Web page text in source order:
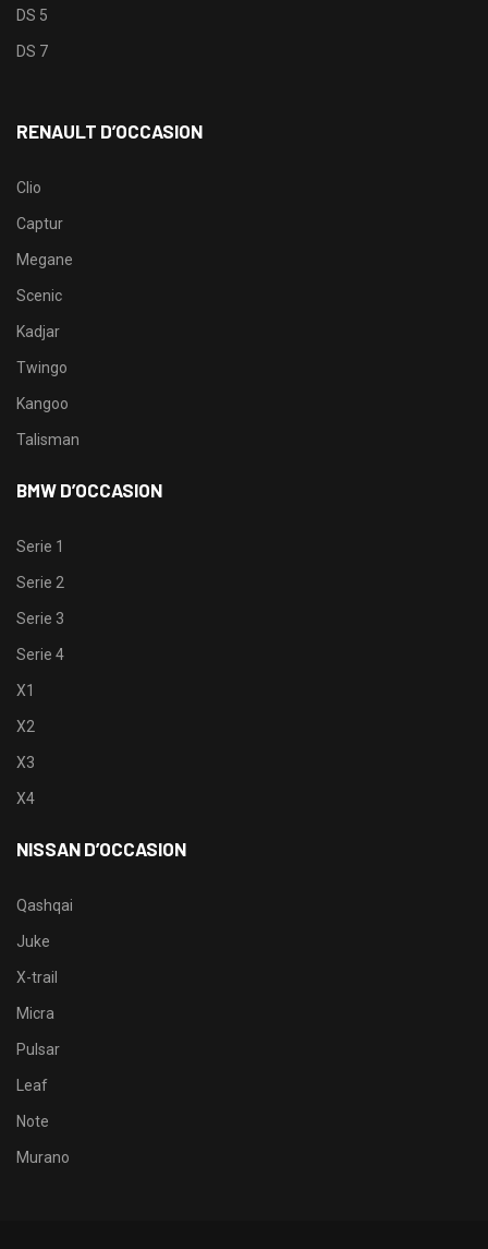
DS 5
DS 7
RENAULT D’OCCASION
Clio
Captur
Megane
Scenic
Kadjar
Twingo
Kangoo
Talisman
BMW D’OCCASION
Serie 1
Serie 2
Serie 3
Serie 4
X1
X2
X3
X4
NISSAN D’OCCASION
Qashqai
Juke
X-trail
Micra
Pulsar
Leaf
Note
Murano